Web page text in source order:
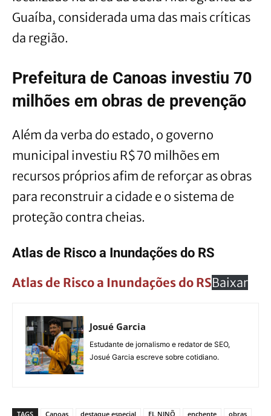
Guaíba, considerada uma das mais críticas
da região.
Prefeitura de Canoas investiu 70
milhões em obras de prevenção
Além da verba do estado, o governo
municipal investiu R$70 milhões em
recursos próprios afim de reforçar as obras
para reconstruir a cidade e o sistema de
proteção contra cheias.
Atlas de Risco a Inundações do RS
Atlas de Risco a Inundações do RSBaixar
Josué Garcia
Estudante de jornalismo e redator de SEO,
Josué Garcia escreve sobre cotidiano.
TAGS Canoas destaque especial EL NINÕ enchente
obras